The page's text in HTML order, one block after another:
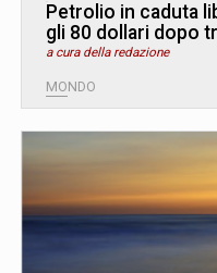
Petrolio in caduta
gli 80 dollari dopo
a cura della redazione
MONDO